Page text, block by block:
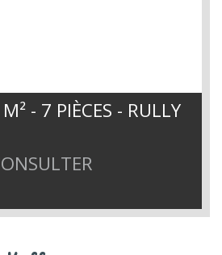
- 7 PIÈCES - RULLY